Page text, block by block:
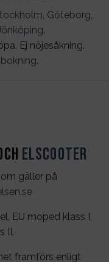
, Göteborg,
.
Ej nöjesåkning.
.
Elscooter
gäller på
EU moped klass I,
II.
framförs enligt